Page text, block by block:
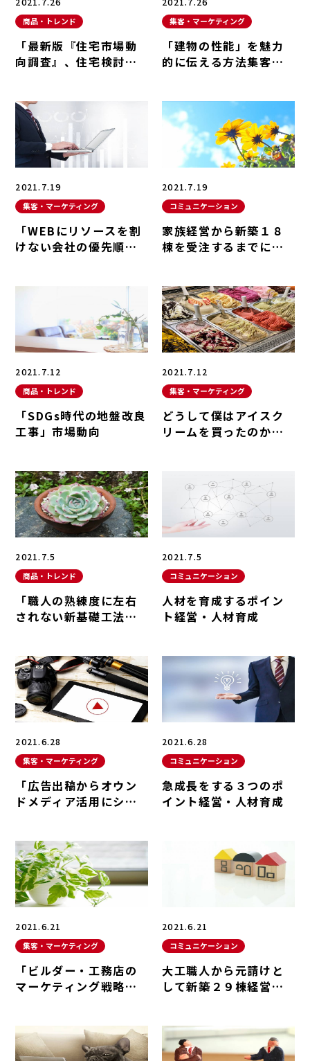
商品・トレンド
「最新版『住宅市場動
向調査』、住宅検討者
集客・マーケティング
「建物の性能」を魅力
的に伝える方法集客・
2021.7.19
集客・マーケティング
「WEBにリソースを割
けない会社の優先順
2021.7.19
コミュニケーション
家族経営から新築１８
棟を受注するまでに改
2021.7.12
商品・トレンド
「SDGs時代の地盤改良
工事」市場動向
2021.7.12
集客・マーケティング
どうして僕はアイスク
リームを買ったのか？
2021.7.5
商品・トレンド
「職人の熟練度に左右
されない新基礎工法が
2021.7.5
コミュニケーション
人材を育成するポイン
ト経営・人材育成
2021.6.28
集客・マーケティング
「広告出稿からオウン
ドメディア活用にシフ
2021.6.28
コミュニケーション
急成長をする３つのポ
イント経営・人材育成
2021.6.21
集客・マーケティング
「ビルダー・工務店の
マーケティング戦略」
2021.6.21
コミュニケーション
大工職人から元請けと
して新築２９棟経営・